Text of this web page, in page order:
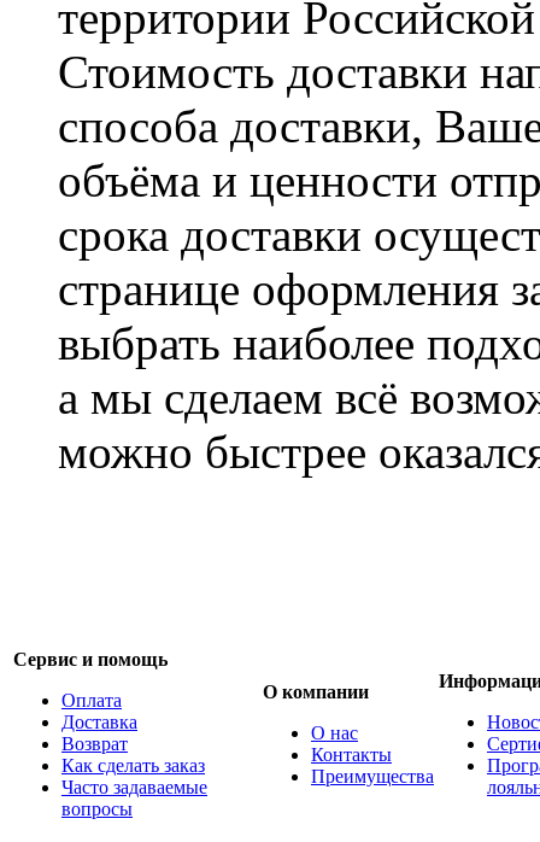
территории
Стоимость доставки
способа доставки,
объёма и ценности
срока доставки
странице оформления
выбрать наиболее
а мы сделаем всё
можно быстрее
Сервис и помощь
Оплата
Доставка
Возврат
Как сделать заказ
Часто задаваемые
вопросы
О компании
О нас
Контакты
Преимущества